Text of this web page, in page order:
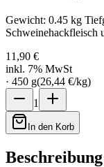
Gewicht: 0.45 kg
Schweinehackfleisch
11,90 €
inkl. 7% MwSt
· 450 g(26,44 €/kg)
1
In den Korb
Beschreibung